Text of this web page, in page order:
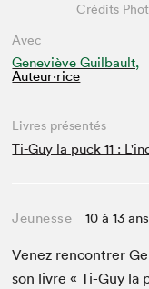
Avec
Geneviève Guilbault,
Auteur·rice
Crédits
Livres présentés
Ti-Guy la puck 11 :
Jeunesse 10 à 13 ans
Venez ren­con­tr­er
son livre « Ti-Guy la